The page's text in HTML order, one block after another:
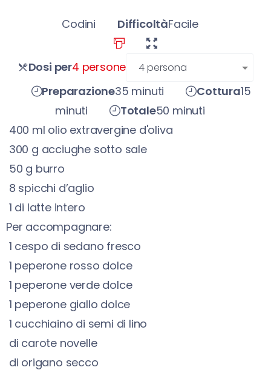
Codini DifficoltàFacile
Dosi per4 persone persone
Preparazione35 minuti Cottura15
minuti
Totale50 minuti
400 ml olio extravergine d'oliva
300 g acciughe sotto sale
50 g burro
8 spicchi d’aglio
1 di latte intero
Per accompagnare:
1 cespo di sedano fresco
1 peperone rosso dolce
1 peperone verde dolce
1 peperone giallo dolce
1 cucchiaino di semi di lino
di carote novelle
di origano secco